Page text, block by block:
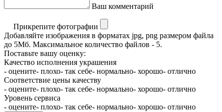
Ваш комментарий
Прикрепите фотографии
Добавляйте изображения в форматах jpg, png размером файла
до 5Мб. Максимальное количество файлов - 5.
Поставьте вашу оценку:
Качество исполнения украшения
- оцените- плохо- так себе- нормально- хорошо- отлично
Соответствие цены качеству
- оцените- плохо- так себе- нормально- хорошо- отлично
Уровень сервиса
- оцените- плохо- так себе- нормально- хорошо- отлично